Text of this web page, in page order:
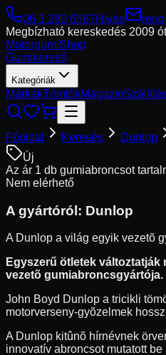
06 1 280 6567Hívás
Megbízható kereskedés 2009
MotorgumiShop
Gumikereső
Kategóriák
MárkákTömlőkMagazin
Főoldal Keresés Dunlop
Új
Az ár 1 db gumiabroncsot
Nem elérhető
A gyártóról: Dunlop
A Dunlop a világ egyik vezetõ
Egyszerű ötletek
vezetõ gumiabroncsgyártója.
John Boyd Dunlop a tricikli
motorverseny-gyõzelmek
A Dunlop kitûnõ hírnévnek
innovatív abroncsot mutatott